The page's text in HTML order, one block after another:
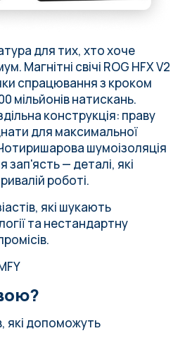
для тих, хто хоче
Магнітні свічі ROG HFX V2
спрацювання з кроком
мільйонів натискань.
конструкція: праву
для максимальної
шумоізоляція
зап'ясть — деталі, які
роботі.
які шукають
та нестандартну
які допоможуть